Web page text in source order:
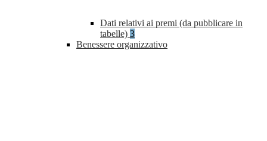
Dati relativi ai premi (da pubblicare in
tabelle) 3
Benessere organizzativo